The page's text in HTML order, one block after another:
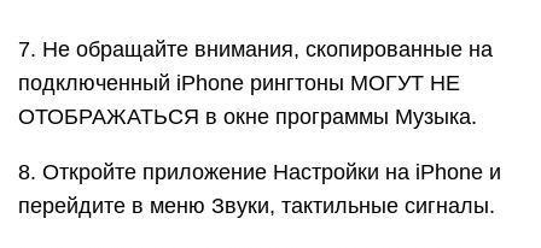
7. Не обращайте внимания, скопированные на
подключенный iPhone рингтоны МОГУТ НЕ
ОТОБРАЖАТЬСЯ в окне программы Музыка.
8. Откройте приложение Настройки на iPhone и
перейдите в меню Звуки, тактильные сигналы.